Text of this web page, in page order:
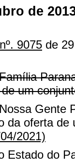
de
9075 de
um
Gente
da oferta
2021)
Estado do